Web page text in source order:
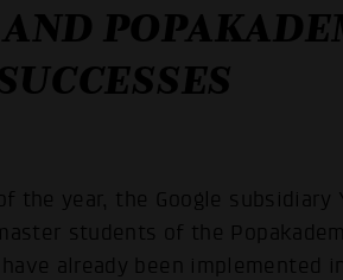
the year, the Google subsidiary
students of the
have already been implemented